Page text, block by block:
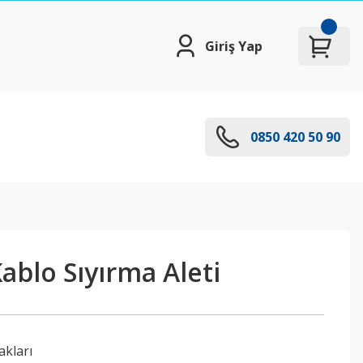
Giriş Yap
0850 420 50 90
Sıyırma Aleti